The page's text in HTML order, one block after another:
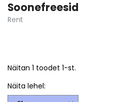
Soonefreesid
Rent
Näitan 1 toodet 1-st.
Näita lehel: